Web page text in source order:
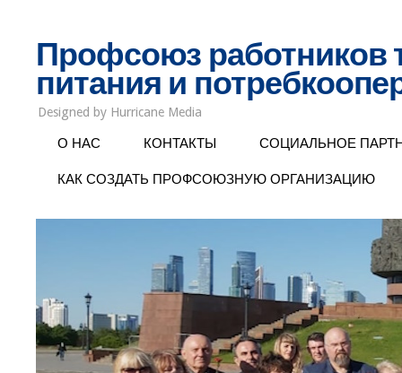
Профсоюз работников
питания и
Designed by Hurricane Media
О НАС КОНТАКТЫ СОЦИАЛЬНОЕ
КАК СОЗДАТЬ ПРОФСОЮЗНУЮ ОРГАНИЗАЦИЮ